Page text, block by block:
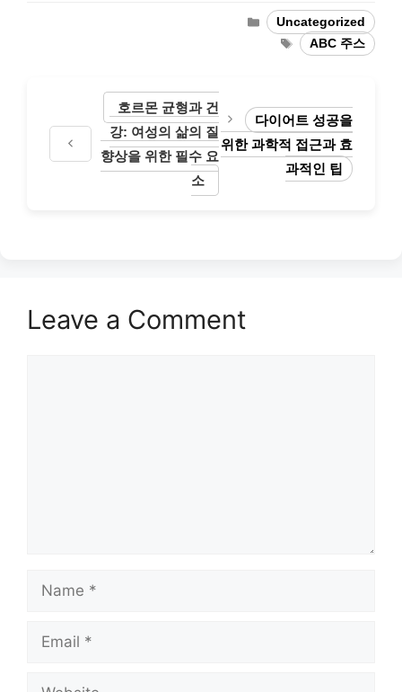
Categories
Uncategorized
Tags
ABC 주스
호르몬 균형과 건
강: 여성의 삶의 질
향상을 위한 필수 요
소
다이어트 성공을
위한 과학적 접근과 효
과적인 팁
Leave a Comment
Name
Email
Website